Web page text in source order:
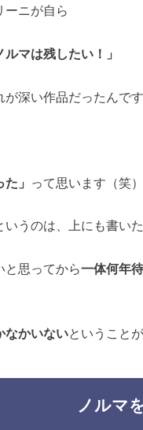
ーニが自ら
ルマは残したい！」
深い作品だったんです
」 って思います（笑）
うのは、上にも書い
と思ってから一体何年
なかいないということ
ノルマ